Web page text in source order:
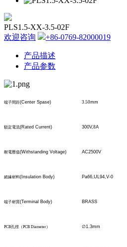
PLS1.5-XX-3.5-02F
欢迎咨询
+86-0769-82000019
产品描述
产品参数
端子間距(Center Spase) 3.50mm
額定電流(Rated Current) 300V,8A
耐電壓值(Withstanding Voltage) AC2500V
絕緣材料(Insulation Body) Pa66,UL94,V-0
端子材質(Terminal Body) BRASS
PCB孔徑 （PCB Diameter） ∅1.3mm